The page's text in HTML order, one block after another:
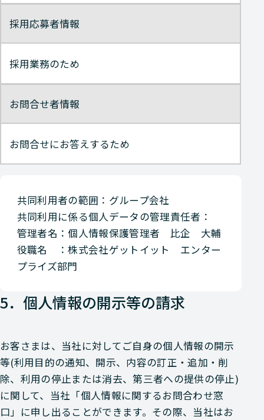
採用応募者情報
採用業務のため
お問合せ者情報
お問合せにお答えするため
共同利用者の範囲：グループ会社
共同利用に係る個人データの管理責任者：
管理者名：個人情報保護管理者 比企 大輔
役職名 ：株式会社ゲットイット エンター
プライズ部門
5．個人情報の開示等の請求
お客さまは、当社に対してご自身の個人情報の開示
等(利用目的の通知、開示、内容の訂正・追加・削
除、利用の停止または消去、第三者への提供の停止)
に関して、当社「個人情報に関するお問合わせ窓
口」に申し出ることができます。その際、当社はお